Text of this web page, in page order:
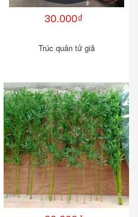
30.000₫
Trúc quân tử giả